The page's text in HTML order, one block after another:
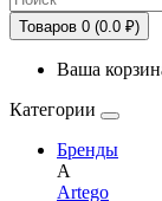
Товаров 0 (0.0 ₽)
Ваша
Категории
Бренды
A
Artego